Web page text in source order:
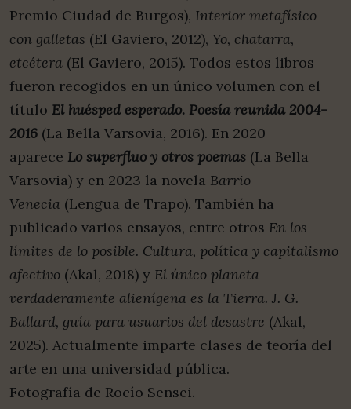
Premio Ciudad de Burgos), Interior metafísico
con galletas (El Gaviero, 2012), Yo, chatarra,
etcétera (El Gaviero, 2015). Todos estos libros
fueron recogidos en un único volumen con el
título El huésped esperado. Poesía reunida 2004-
2016 (La Bella Varsovia, 2016). En 2020
aparece Lo superfluo y otros poemas (La Bella
Varsovia) y en 2023 la novela Barrio
Venecia (Lengua de Trapo). También ha
publicado varios ensayos, entre otros En los
límites de lo posible. Cultura, política y capitalismo
afectivo (Akal, 2018) y El único planeta
verdaderamente alienígena es la Tierra. J. G.
Ballard, guía para usuarios del desastre (Akal,
2025). Actualmente imparte clases de teoría del
arte en una universidad pública.
Fotografía de Rocío Sensei.